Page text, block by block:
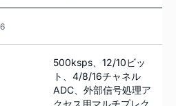
500ksps、12/10ビッ
ト、4/8/16チャネル
ADC、外部信号処理ア